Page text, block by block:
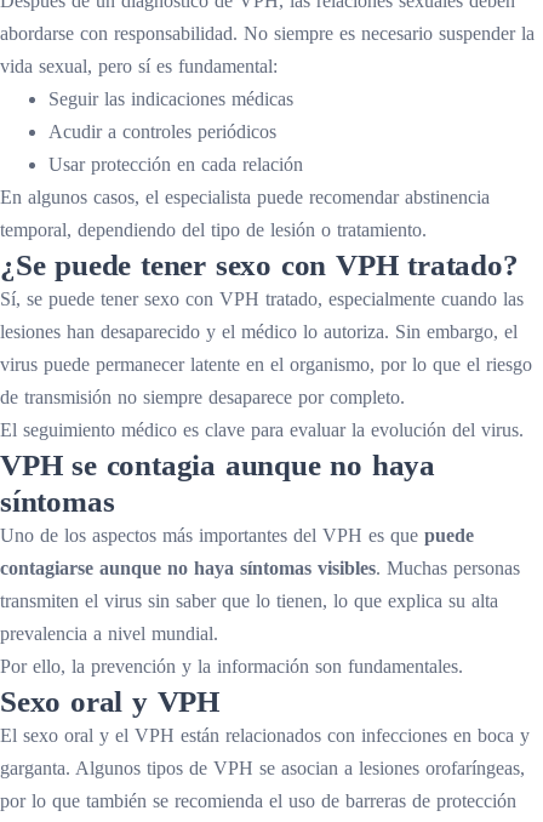
abordarse con responsabilidad. No siempre es necesario suspender la
vida sexual, pero sí es fundamental:
Seguir las indicaciones médicas
Acudir a controles periódicos
Usar protección en cada relación
En algunos casos, el especialista puede recomendar abstinencia
temporal, dependiendo del tipo de lesión o tratamiento.
¿Se puede tener sexo con VPH tratado?
Sí, se puede tener sexo con VPH tratado, especialmente cuando las
lesiones han desaparecido y el médico lo autoriza. Sin embargo, el
virus puede permanecer latente en el organismo, por lo que el riesgo
de transmisión no siempre desaparece por completo.
El seguimiento médico es clave para evaluar la evolución del virus.
VPH se contagia aunque no haya
síntomas
Uno de los aspectos más importantes del VPH es que puede
contagiarse aunque no haya síntomas visibles. Muchas personas
transmiten el virus sin saber que lo tienen, lo que explica su alta
prevalencia a nivel mundial.
Por ello, la prevención y la información son fundamentales.
Sexo oral y VPH
El sexo oral y el VPH están relacionados con infecciones en boca y
garganta. Algunos tipos de VPH se asocian a lesiones orofaríngeas,
por lo que también se recomienda el uso de barreras de protección